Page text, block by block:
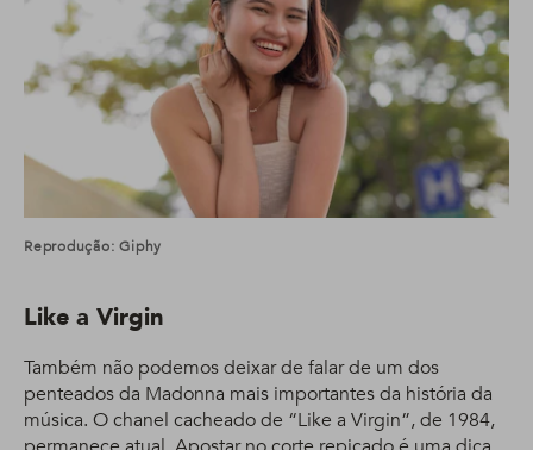
Reprodução: Giphy
Like a Virgin
Também não podemos deixar de falar de um dos
penteados da Madonna mais importantes da história da
música. O chanel cacheado de “Like a Virgin”, de 1984,